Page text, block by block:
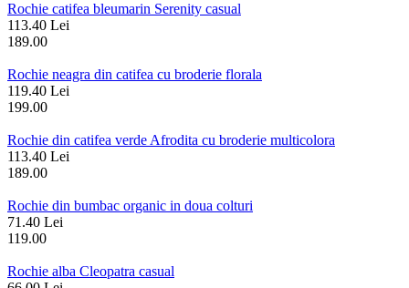
Rochie catifea bleumarin Serenity casual
113.40 Lei
189.00
Rochie neagra din catifea cu broderie florala
119.40 Lei
199.00
Rochie din catifea verde Afrodita cu broderie multicolora
113.40 Lei
189.00
Rochie din bumbac organic in doua colturi
71.40 Lei
119.00
Rochie alba Cleopatra casual